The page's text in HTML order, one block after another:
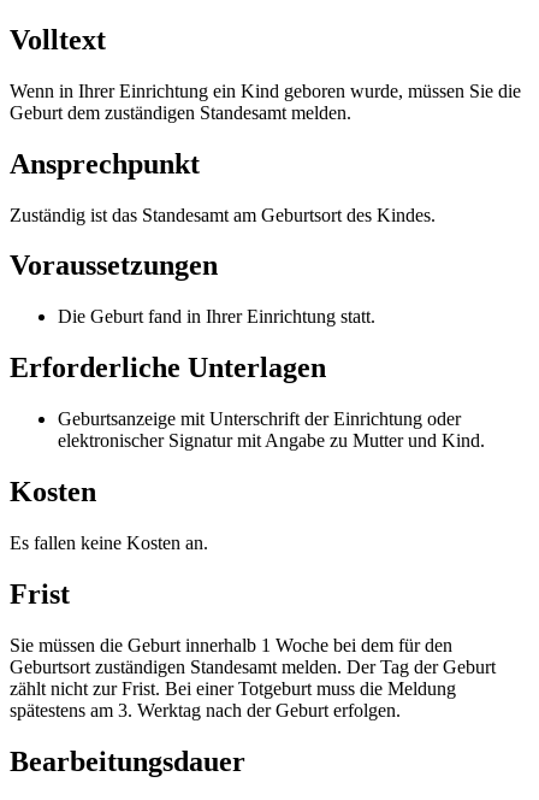
Volltext
Wenn in Ihrer Einrichtung ein Kind geboren wurde, müssen Sie die
Geburt dem zuständigen Standesamt melden.
Ansprechpunkt
Zuständig ist das Standesamt am Geburtsort des Kindes.
Voraussetzungen
Die Geburt fand in Ihrer Einrichtung statt.
Erforderliche Unterlagen
Geburtsanzeige mit Unterschrift der Einrichtung oder
elektronischer Signatur mit Angabe zu Mutter und Kind.
Kosten
Es fallen keine Kosten an.
Frist
Sie müssen die Geburt innerhalb 1 Woche bei dem für den
Geburtsort zuständigen Standesamt melden. Der Tag der Geburt
zählt nicht zur Frist. Bei einer Totgeburt muss die Meldung
spätestens am 3. Werktag nach der Geburt erfolgen.
Bearbeitungsdauer